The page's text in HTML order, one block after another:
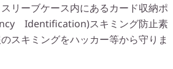
リーブケース内にあるカード収納ポ
Identification)スキミング防止素
スキミングをハッカー等から守りま